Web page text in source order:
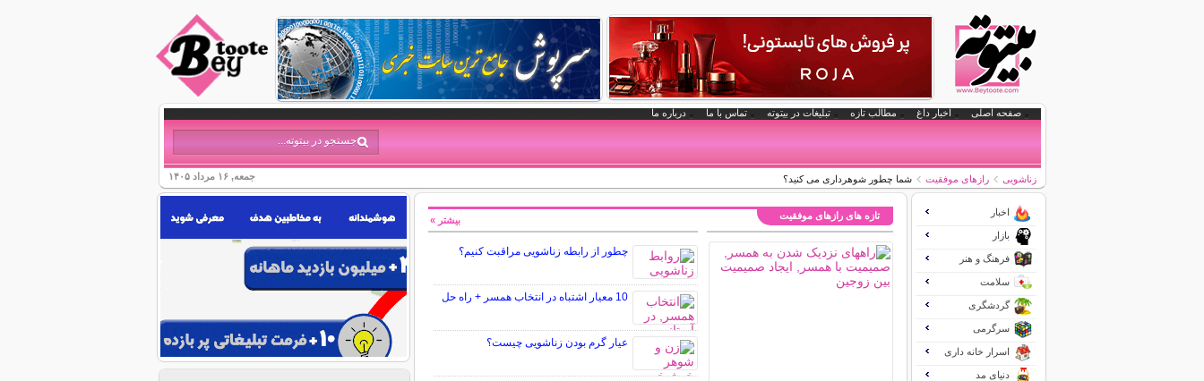
صفحه اصلی اخبار داغ مطالب تازه تبلیغات در بیتوته تماس با ما درباره ما
جمعه, ۱۶ مرداد ۱۴۰۵ زناشویی رازهای موفقیت شما چطور شوهرداری می کنید؟
تازه های رازهای موفقیت
چطور از رابطه زناشویی مراقبت کنیم؟
10 معیار اشتباه در انتخاب همسر + راه حل
عیار گرم بودن زناشویی چیست؟
بیشتر »
اخبار
بازار
فرهنگ و هنر
سلامت
گردشگری
سرگرمی
اسرار خانه داری
دنیای مد